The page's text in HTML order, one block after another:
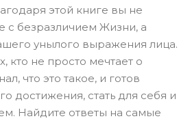
этой книге вы не
с безразличием Жизни, а
унылого выражения лица.
кто не просто мечтает о
что это такое, и готов
достижения, стать для себя и
Найдите ответы на самые